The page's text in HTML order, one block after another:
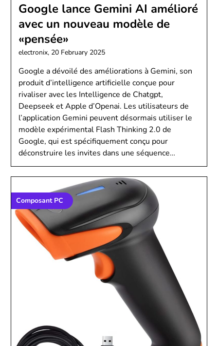
Google lance Gemini AI amélioré
avec un nouveau modèle de
«pensée»
electronix, 20 February 2025
Google a dévoilé des améliorations à Gemini, son
produit d’intelligence artificielle conçue pour
rivaliser avec les Intelligence de Chatgpt,
Deepseek et Apple d’Openai. Les utilisateurs de
l’application Gemini peuvent désormais utiliser le
modèle expérimental Flash Thinking 2.0 de
Google, qui est spécifiquement conçu pour
déconstruire les invites dans une séquence…
Composant PC